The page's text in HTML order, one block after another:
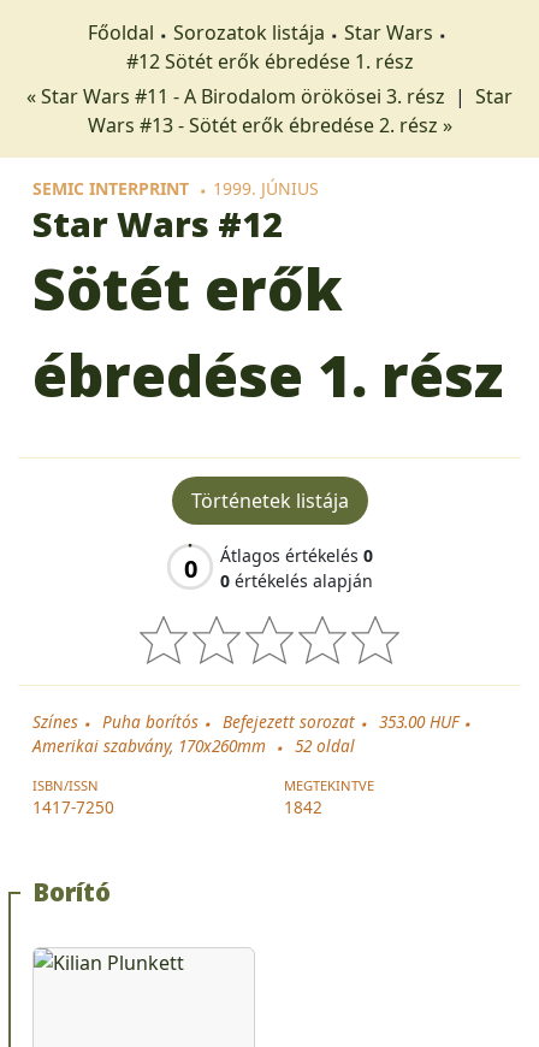
Főoldal Sorozatok listája
Star Wars
#12 Sötét erők ébredése 1. rész
« Star Wars #11 - A Birodalom örökösei 3. rész | Star
Wars #13 - Sötét erők ébredése 2. rész »
SEMIC INTERPRINT 1999. JÚNIUS
Star Wars #12
Sötét erők
ébredése 1. rész
Történetek listája
0 Átlagos értékelés 0
0 értékelés alapján
Színes Puha borítós Befejezett sorozat
353.00 HUF
Amerikai szabvány, 170x260mm
52oldal
ISBN/ISSN
1417-7250
MEGTEKINTVE
1842
Borító